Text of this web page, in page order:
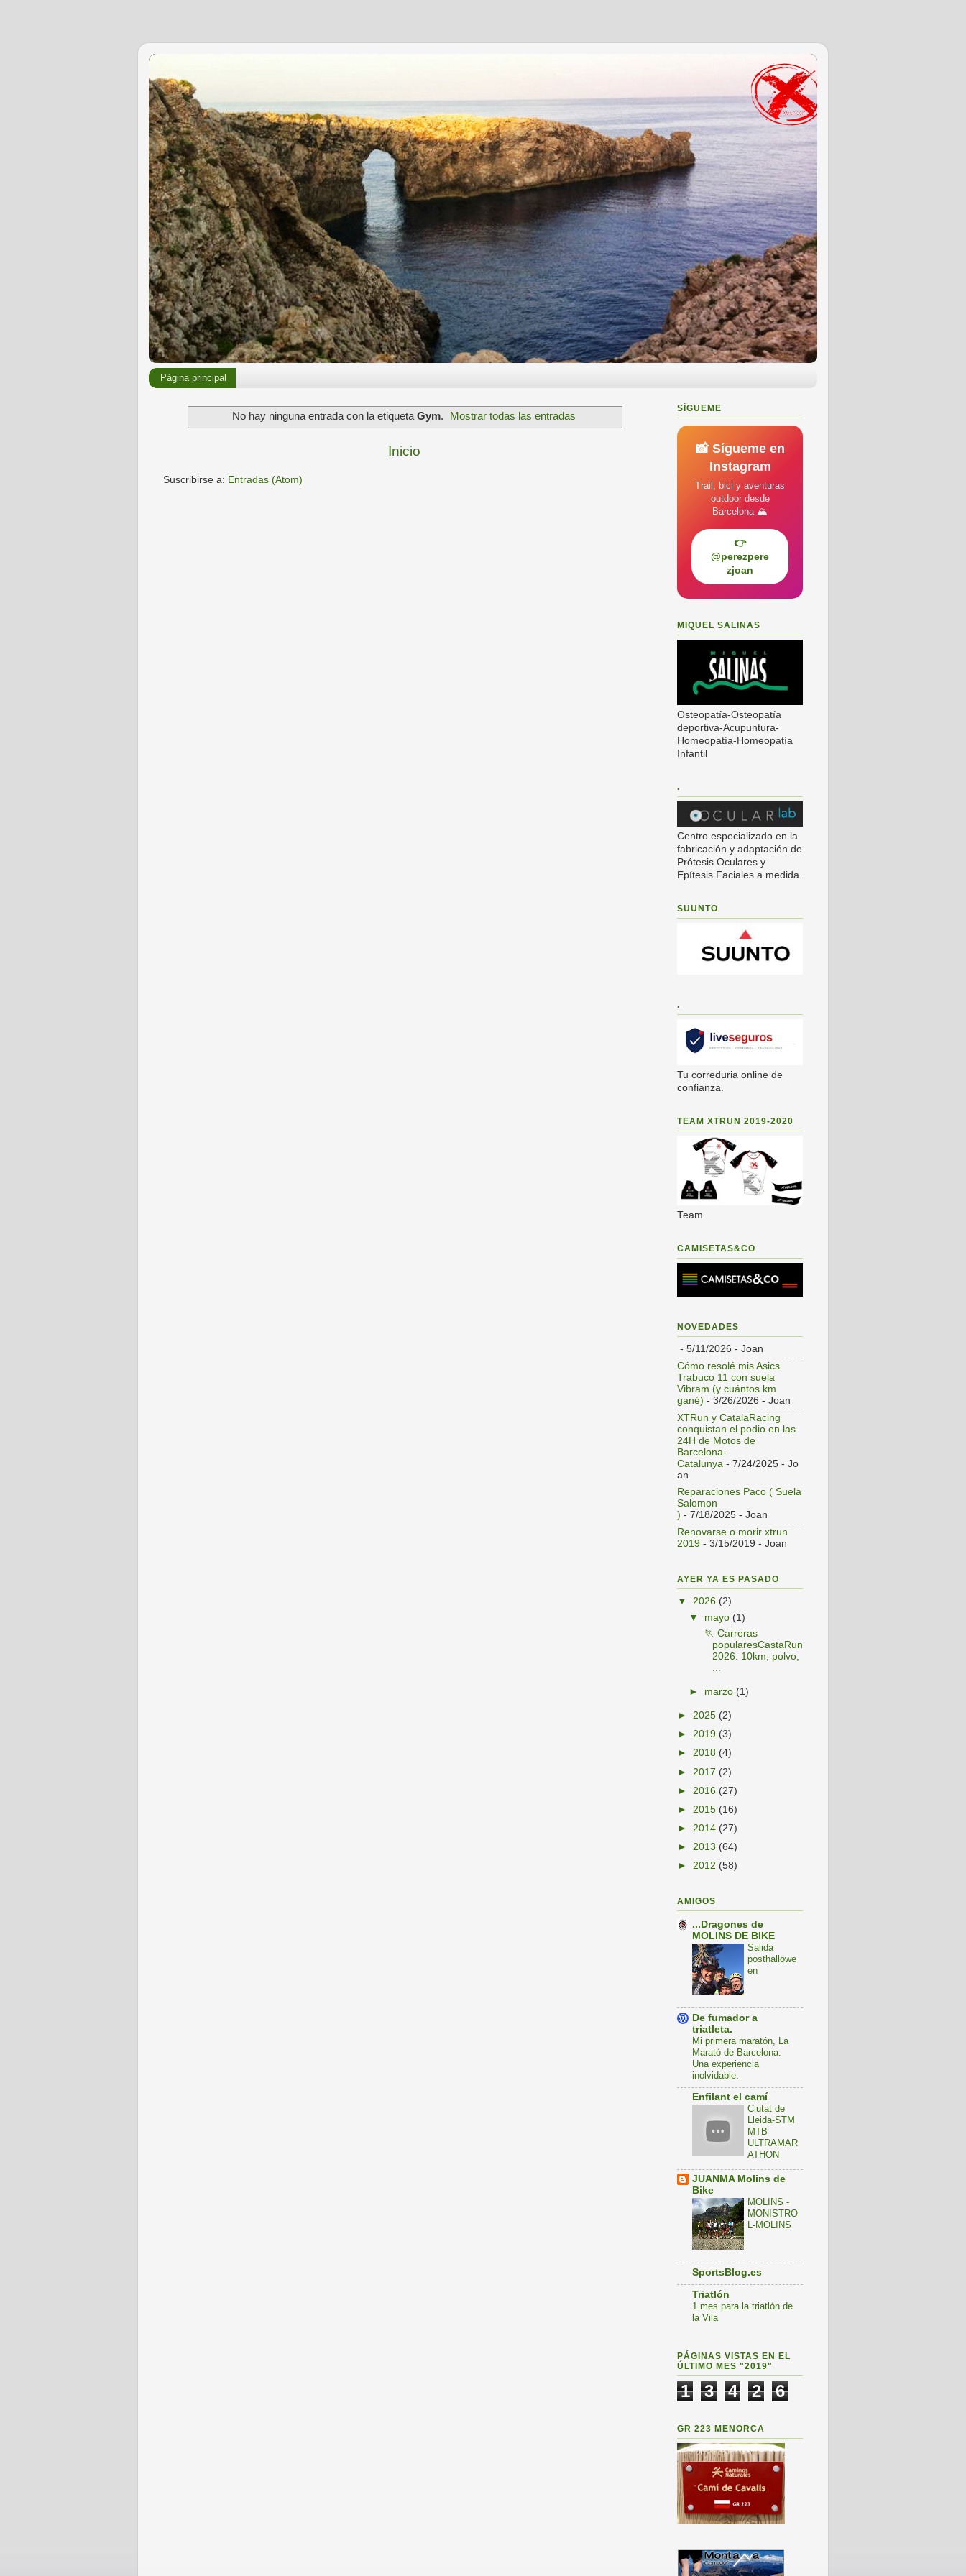
Página principal
No hay ninguna entrada con la etiquetaGym. Mostrar todas las entradas
Inicio
Suscribirse a: Entradas (Atom)
SÍGUEME
📸 Sígueme en
Instagram
Trail, bici y aventuras
outdoor desde
Barcelona 🏔️
👉
@perezpere
zjoan
MIQUEL SALINAS
Osteopatía-Osteopatía
deportiva-Acupuntura-
Homeopatía-Homeopatía
Infantil
.
Centro especializado en la
fabricación y adaptación de
Prótesis Oculares y
Epítesis Faciales a medida.
SUUNTO
.
Tu correduria online de
confianza.
TEAM XTRUN 2019-2020
Team
CAMISETAS&CO
NOVEDADES
- 5/11/2026 - Joan
Cómo resolé mis Asics
Trabuco 11 con suela
Vibram (y cuántos km
gané) - 3/26/2026 - Joan
XTRun y CatalaRacing
conquistan el podio en las
24H de Motos de
Barcelona-
Catalunya - 7/24/2025 - Jo
an
Reparaciones Paco ( Suela
Salomon
) - 7/18/2025 - Joan
Renovarse o morir xtrun
2019 - 3/15/2019 - Joan
AYER YA ES PASADO
▼ 2026 (2)
▼ mayo (1)
🏃 Carreras
popularesCastaRun
2026: 10km, polvo,
...
► marzo (1)
► 2025 (2)
► 2019 (3)
► 2018 (4)
► 2017 (2)
► 2016 (27)
► 2015 (16)
► 2014 (27)
► 2013 (64)
► 2012 (58)
AMIGOS
...Dragones de
MOLINS DE BIKE
Salida
posthallowe
en
De fumador a
triatleta.
Mi primera maratón, La
Marató de Barcelona.
Una experiencia
inolvidable.
Enfilant el camí
Ciutat de
Lleida-STM
MTB
ULTRAMAR
ATHON
JUANMA Molins de
Bike
MOLINS -
MONISTRO
L-MOLINS
SportsBlog.es
Triatlón
1 mes para la triatlón de
la Vila
PÁGINAS VISTAS EN EL
ÚLTIMO MES "2019"
1 3 4 2 6
GR 223 MENORCA